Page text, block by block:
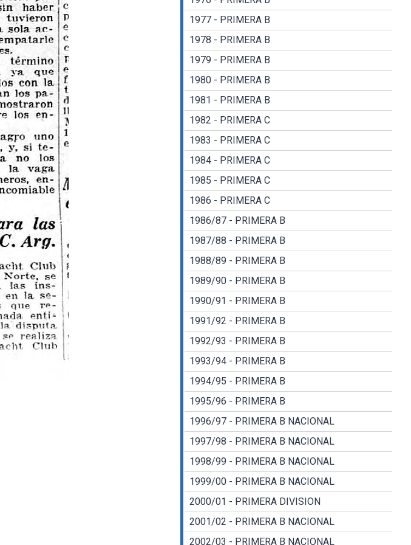
1977 - PRIMERA B
1978 - PRIMERA B
1979 - PRIMERA B
1980 - PRIMERA B
1981 - PRIMERA B
1982 - PRIMERA C
1983 - PRIMERA C
1984 - PRIMERA C
1985 - PRIMERA C
1986 - PRIMERA C
1986/87 - PRIMERA B
1987/88 - PRIMERA B
1988/89 - PRIMERA B
1989/90 - PRIMERA B
1990/91 - PRIMERA B
1991/92 - PRIMERA B
1992/93 - PRIMERA B
1993/94 - PRIMERA B
1994/95 - PRIMERA B
1995/96 - PRIMERA B
1996/97 - PRIMERA B NACIONAL
1997/98 - PRIMERA B NACIONAL
1998/99 - PRIMERA B NACIONAL
1999/00 - PRIMERA B NACIONAL
2000/01 - PRIMERA DIVISION
2001/02 - PRIMERA B NACIONAL
2002/03 - PRIMERA B NACIONAL